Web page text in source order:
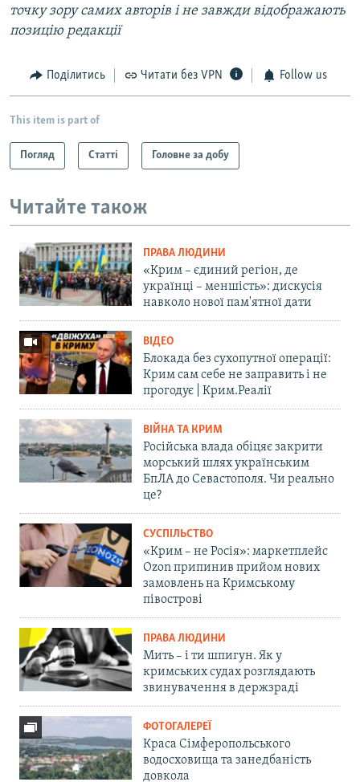
точку зору самих авторів і не завжди відображають
позицію редакції
Поділитись Читати без VPN Follow us
This item is part of
Погляд Статті Головне за добу
Читайте також
ПРАВА ЛЮДИНИ
«Крим – єдиний регіон, де
українці – меншість»: дискусія
навколо нової пам'ятної дати
ВІДЕО
Блокада без сухопутної операції:
Крим сам себе не заправить і не
прогодує | Крим.Реалії
ВІЙНА ТА КРИМ
Російська влада обіцяє закрити
морський шлях українським
БпЛА до Севастополя. Чи реально
це?
СУСПІЛЬСТВО
«Крим – не Росія»: маркетплейс
Ozon припинив прийом нових
замовлень на Кримському
півострові
ПРАВА ЛЮДИНИ
Мить – і ти шпигун. Як у
кримських судах розглядають
звинувачення в держзраді
ФОТОГАЛЕРЕЇ
Краса Сімферопольського
водосховища та занедбаність
довкола